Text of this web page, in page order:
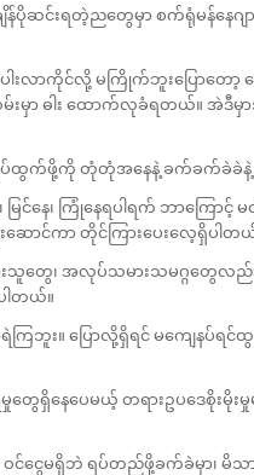
ပိုဆင်းရတဲ့ညတွေမှာ စက်ရုံမန်နေဂ
းလာကိုင်လို့ မကြိုက်ဘူးပြောတော့
ဓါး ထောက်လုခံရတယ်။ အဲဒီမှာ
ကို တုံတုံအနေနဲ့ ခက်ခက်ခဲခဲနဲ့ ဆုံး
ေ၊ ကြုံနေရပါရက် ဘာကြောင့် မ
င်ကာ တိုင်ကြားပေးလေ့ရှိပါတ
တွေ၊ အလုပ်သမားသမဂ္ဂတွေလည်း
ါတယ်။
ြဘူး။ ပြောလို့ရှိရင် မကျေနပ်ရ
ေရှိနေပေမယ့် တရားဥပဒေစိုးမို
မရှိဘဲ ရပ်တည်ဖို့ခက်ခဲမှာ၊ မိသား